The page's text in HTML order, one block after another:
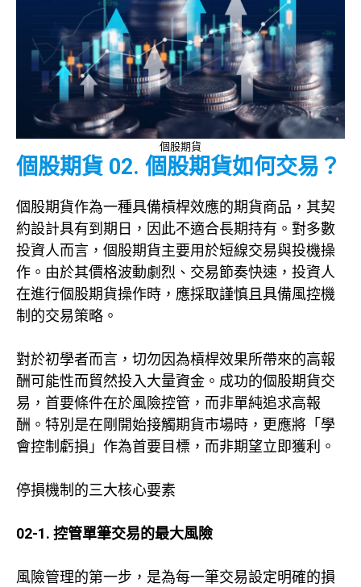
個股期貨
個股期貨 02. 個股期貨如何交易？
個股期貨作為一種具備槓桿效應的期貨商品，其契
約設計具有到期日，因此不適合長期持有。對多數
投資人而言，個股期貨主要用於短線交易與投機操
作。由於其價格波動劇烈、交易節奏快速，投資人
在進行個股期貨操作時，應採取謹慎且具備風控機
制的交易策略。
對於初學者而言，切勿因為槓桿效果所帶來的高報
酬可能性而貿然投入大量資金。成功的個股期貨交
易，首要條件在於風險控管，而非單純追求高報
酬。特別是在剛開始接觸期貨市場時，更應將「學
會控制虧損」作為首要目標，而非期望立即獲利。
停損機制的三大核心要素
02-1. 控管單筆交易的最大風險
風險管理的第一步，是為每一筆交易設定明確的損